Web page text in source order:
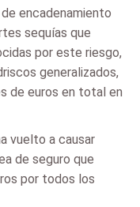
encadenamiento
sequías que
por este riesgo,
generalizados,
de euros en total en
vuelto a causar
de seguro que
por todos los